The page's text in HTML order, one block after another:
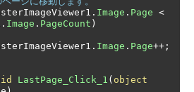
. Image . Page <
. Image . PageCount )
. Image . Page++;
LastPage_Click_1 ( object